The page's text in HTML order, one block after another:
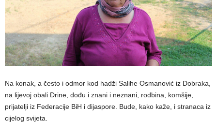
Na konak, a često i odmor kod hadži Salihe Osmanović iz Dobraka,
na lijevoj obali Drine, dođu i znani i neznani, rodbina, komšije,
prijatelji iz Federacije BiH i dijaspore. Bude, kako kaže, i stranaca iz
cijelog svijeta.